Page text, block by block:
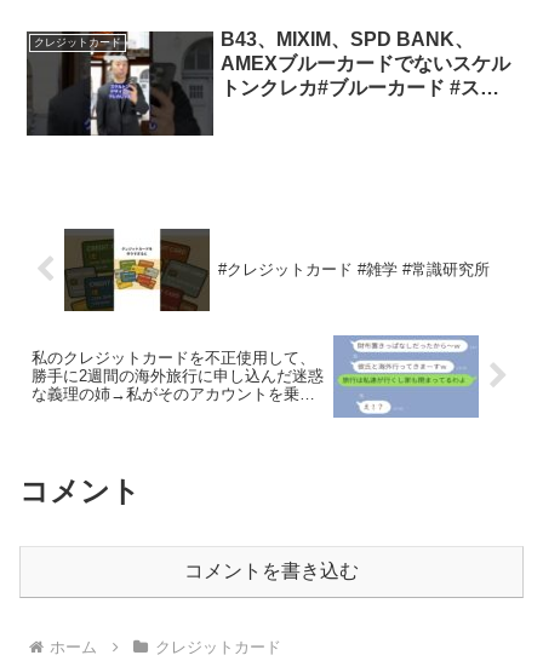
か？閲覧ありがとうございます。クレジ
ットカード会社の中の人、中猫...
クレジットカード
B43、MIXIM、SPD BANK、
AMEXブルーカードでないスケル
トンクレカ#ブルーカード #スケ
#クレジットカード #雑学 #常識研究所
私のクレジットカードを不正使用して、
勝手に2週間の海外旅行に申し込んだ迷惑
な義理の姉→私がそのアカウントを乗っ
コメント
コメントを書き込む
ホーム クレジットカード